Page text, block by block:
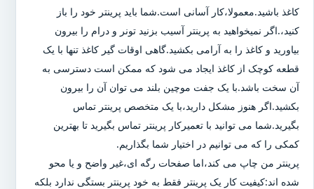
کاغذ باشید.معمولا،کار آسانی است.شما باید پرینتر خود را باز
کنید،.اگر نمیخواهید به پرینتر آسیب بزنید تونر و درام را بیرون
بیاورید و کاغذ را به آرامی بکشید.گاهی اوقات گیر کاغذ تنها با یک
قطعه کوچک از کاغذ ایجاد می شود که ممکن است دسترسی به
آن سخت باشد.با یک جفت موچین بلند می توان آن را بیرون
بکشید.اگر هنوز مشکل دارید،با یک متخصص پرینتر تماس
بگیرید.شما می توانید با تعمیرکار پرینتر تماس بگیرید تا بهترین
کمکی را که می توانیم در اختیار شما بگذاریم.
پرینتر من چاپ می کند،اما صفحات رگه ای،غیر واضح و یا محو
شده اند:کیفیت کار یک پرینتر فقط به خود پرینتر بستگی ندارد بلکه